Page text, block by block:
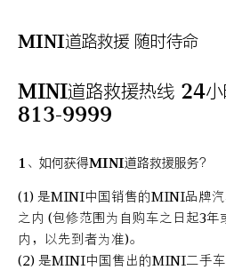
MINI道路救援 随时待命
MINI道路救援热线 24
813-9999
1、如何获得MINI道路救援服务？
(1) 是MINI中国销售的MINI品牌
之内 (包修范围为自购车之日起3年
内，以先到者为准)。
(2) 是MINI中国售出的MINI二手车